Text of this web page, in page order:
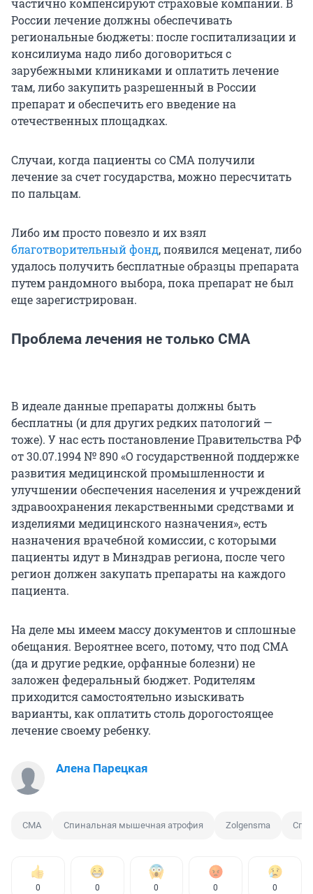
России лечение должны обеспечивать
региональные бюджеты: после госпитализации и
консилиума надо либо договориться с
зарубежными клиниками и оплатить лечение
там, либо закупить разрешенный в России
препарат и обеспечить его введение на
отечественных площадках.
Случаи, когда пациенты со СМА получили
лечение за счет государства, можно пересчитать
по пальцам.
Либо им просто повезло и их взял
благотворительный фонд, появился меценат, либо
удалось получить бесплатные образцы препарата
путем рандомного выбора, пока препарат не был
еще зарегистрирован.
Проблема лечения не только СМА
В идеале данные препараты должны быть
бесплатны (и для других редких патологий —
тоже). У нас есть постановление Правительства РФ
от 30.07.1994 № 890 «О государственной поддержке
развития медицинской промышленности и
улучшении обеспечения населения и учреждений
здравоохранения лекарственными средствами и
изделиями медицинского назначения», есть
назначения врачебной комиссии, с которыми
пациенты идут в Минздрав региона, после чего
регион должен закупать препараты на каждого
пациента.
На деле мы имеем массу документов и сплошные
обещания. Вероятнее всего, потому, что под СМА
(да и другие редкие, орфанные болезни) не
заложен федеральный бюджет. Родителям
приходится самостоятельно изыскивать
варианты, как оплатить столь дорогостоящее
лечение своему ребенку.
Алена Парецкая
СМА Спинальная мышечная атрофия Zolgensma
0 0 0 0 0